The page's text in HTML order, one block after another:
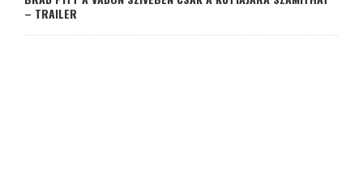
– TRAILER